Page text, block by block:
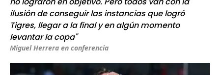
ilusión de conseguir las instancias que logró
Tigres, llegar a la final y en algún momento
levantar la copa"
Miguel Herrera en conferencia